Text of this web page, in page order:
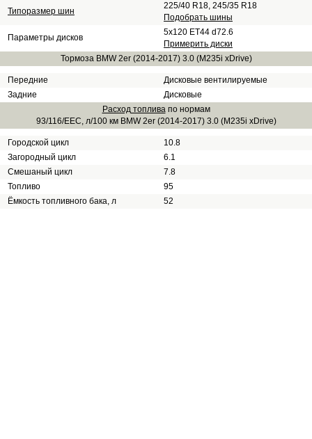
Типоразмер шин
225/40 R18, 245/35 R18
Подобрать шины
Параметры дисков
5x120 ET44 d72.6
Примерить диски
Тормоза BMW 2er (2014-2017) 3.0 (M235i xDrive)
Передние
Дисковые вентилируемые
Задние
Дисковые
Расход топливапо нормам
93/116/EEC, л/100 км BMW 2er (2014-2017) 3.0 (M235i xDrive)
Городской цикл
10.8
Загородный цикл
6.1
Смешаный цикл
7.8
Топливо
95
Ёмкость топливного бака, л
52